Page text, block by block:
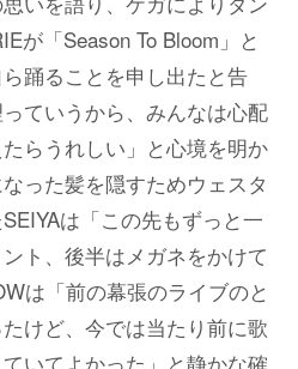
が「Season To Bloom」と
踊ることを申し出たと告
ていうから、みんなは心配
らうれしい」と心境を明か
った髪を隠すためウェスタ
は「この先もずっと一
ト、後半はメガネをかけて
は「前の幕張のライブのと
けど、今では当たり前に歌
いてよかった」と静かな確